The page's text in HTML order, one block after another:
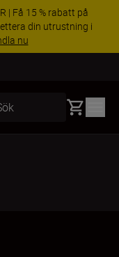
% rabatt på
utrustning i
Basket